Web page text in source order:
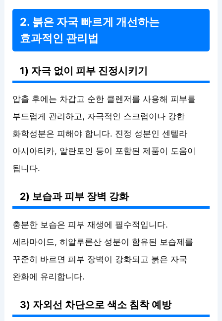
2. 붉은 자국 빠르게 개선하는
효과적인 관리법
1) 자극 없이 피부 진정시키기
압출 후에는 차갑고 순한 클렌저를 사용해 피부를
부드럽게 관리하고, 자극적인 스크럽이나 강한
화학성분은 피해야 합니다. 진정 성분인 센텔라
아시아티카, 알란토인 등이 포함된 제품이 도움이
됩니다.
2) 보습과 피부 장벽 강화
충분한 보습은 피부 재생에 필수적입니다.
세라마이드, 히알루론산 성분이 함유된 보습제를
꾸준히 바르면 피부 장벽이 강화되고 붉은 자국
완화에 유리합니다.
3) 자외선 차단으로 색소 침착 예방